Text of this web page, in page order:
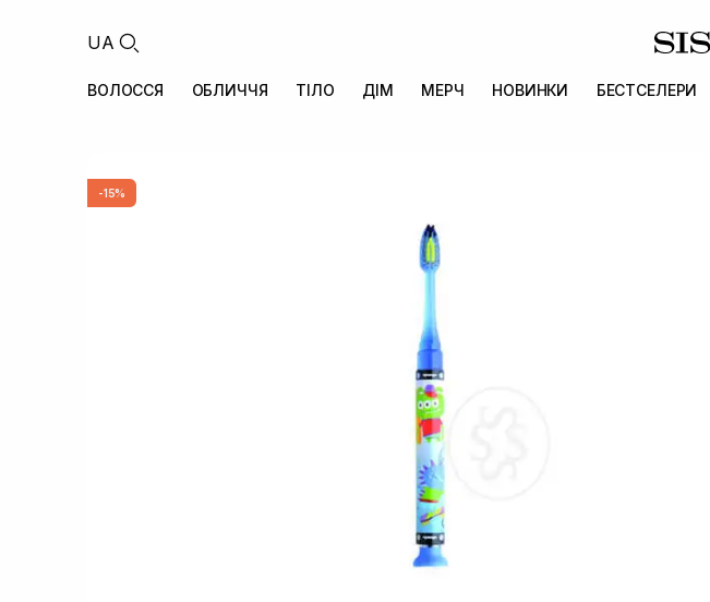
UA
ВОЛОССЯ ОБЛИЧЧЯ ТІЛО ДІМ МЕРЧ НОВИНКИ БЕСТСЕЛЕРИ
-15%